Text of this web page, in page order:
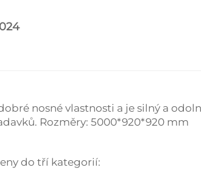
nosné vlastnosti a je silný a
Rozměry: 5000*920*920 mm
do tří kategorií: